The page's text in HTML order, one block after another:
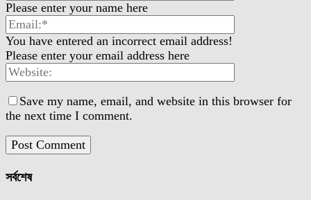
Please enter your name here
You have entered an incorrect email address!
Please enter your email address here
Save my name, email, and website in this browser for
the next time I comment.
সর্বশেষ